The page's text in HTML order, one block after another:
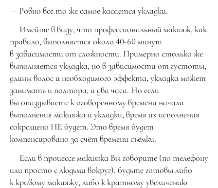
— Ровно всё то же самое касается укладки.
Имейте в виду, что профессиональный макияж, как
правило, выполняется около 40-60 минут
в зависимости от сложности. Примерно столько же
выполняется укладка, но в зависимости от густоты,
длины волос и необходимого эффекта, укладка может
занимать и полтора, и два часа. Но если
вы опаздываете к оговоренному времени начала
выполнения макияжа и укладки, время их исполнения
сокращено НЕ будет. Это время будет
компенсировано за счёт времени съёмки.
Если в процессе макияжа Вы говорите (по телефону
или просто с людьми вокруг), будьте готовы либо
к кривому макияжу, либо к кратному увеличению